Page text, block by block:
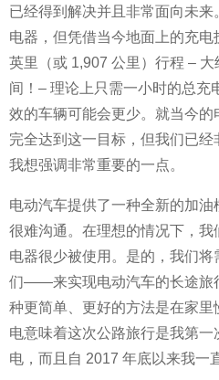
已经得到解决并且非常面向未
电器，但凭借当今地面上的充
英里（或 1,907 公里）行程 –
间！– 理论上只需一小时的总充
效的车辆可能会更少。就当今
完全达到这一目标，但我们已经
我想强调非常重要的一点。
电动汽车提供了一种全新的加
很难沟通。在理想的情况下，
电器很少被使用。是的，我们
们——来实现电动汽车的长途旅
种更简单、更好的方法是在家
电意味着这次公路旅行是我第
电，而且自 2017 年底以来我一